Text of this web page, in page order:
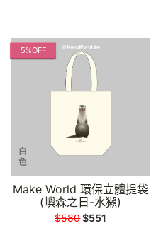
5%OFF
Make World 環保立體提袋
(嶼森之日-水獺)
$580$551